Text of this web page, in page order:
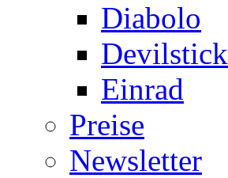
Diabolo
Devilstick
Einrad
Preise
Newsletter